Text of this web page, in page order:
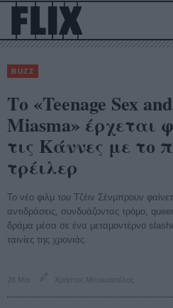
BUZZ
Το «Teenage Sex
Miasma» έρχεται
τις Κάννες με το
τρέιλερ
Το νέο φιλμ του Τζέιν Σένμπρουν
αντιδράσεις, συνδυάζοντας τρόμο,
δράμα μέσα σε ένα μεταμοντέρνο
ταινίες της χρονιάς.
28 Μάι Χρήστος Μπακατσέλος